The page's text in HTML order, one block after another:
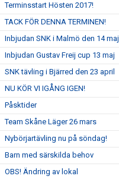
Terminsstart Hösten 2017!
TACK FÖR DENNA TERMINEN!
Inbjudan SNK i Malmö den 14 maj
Inbjudan Gustav Freij cup 13 maj
SNK tävling i Bjärred den 23 april
NU KÖR VI IGÅNG IGEN!
Påsktider
Team Skåne Läger 26 mars
Nybörjartävling nu på söndag!
Barn med särskilda behov
OBS! Ändring av lokal